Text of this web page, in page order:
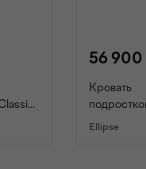
56 900
Кровать
(бежевый/
Ellipse